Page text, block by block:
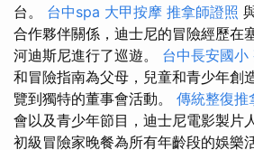
台。 台中spa 大甲按摩 推拿師證照
合作夥伴關係，迪士尼的冒險經歷在
河迪斯尼進行了巡遊。 台中長安國小
和冒險指南為父母，兒童和青少年創
覽到獨特的董事會活動。 傳統整復推
會以及青少年節目，迪士尼電影製片
初級冒險家晚餐為所有年齡段的娛樂